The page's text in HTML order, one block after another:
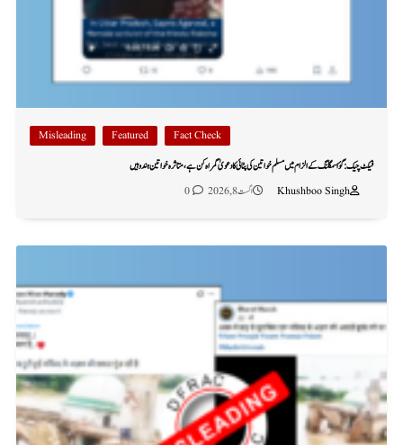
Fact Check
Featured
Misleading
فیکٹ چیک: گؤ اسمگلنگ کے الزام میں مسلم خواتین کی پٹائی کا دعویٰ گمراہ کن ہے، متاثرہ خواتین ہندو ہیں
Khushboo Singh
اگست 8, 2026 0